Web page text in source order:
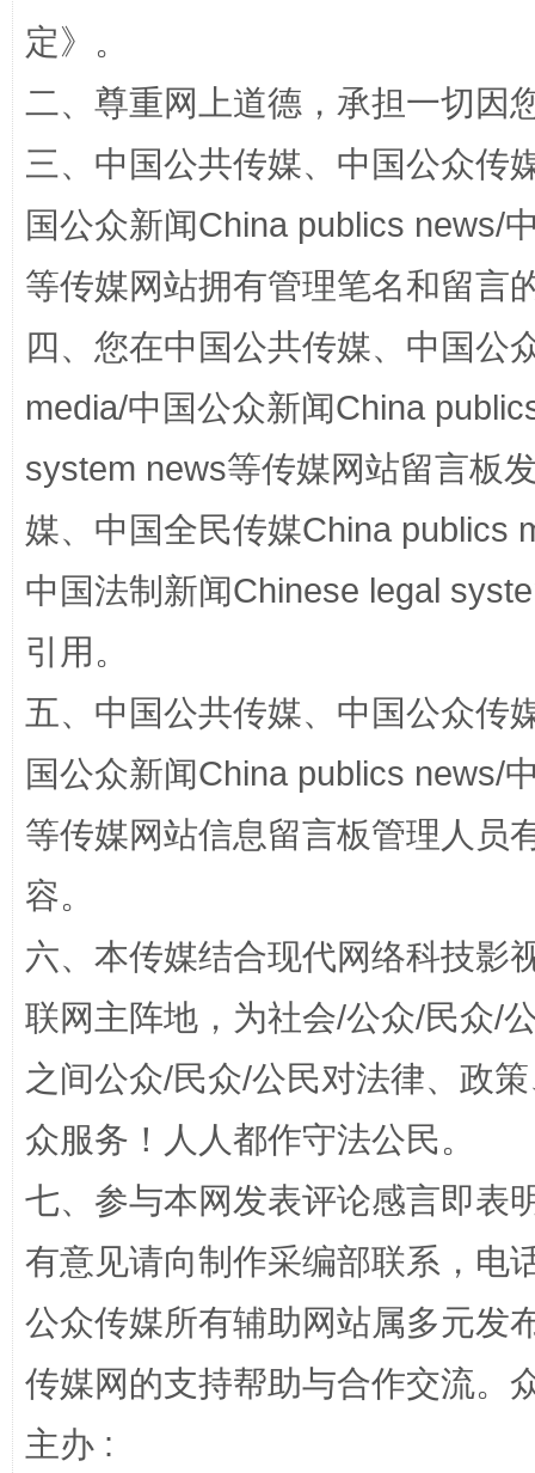
公平竞争审查“十大案例”出炉！ 一纸欠
东山县通报“牛蛙产品抗生素超标问题” 法
千年窑火 生生不息 一
定》。
二、尊重网上道德，承担一切因
三、中国公共传媒、中国公众传
国公众新闻China publics news/
等传媒网站拥有管理笔名和留言
四、您在中国公共传媒、中国公
media/中国公众新闻China
system news等传媒网站留言板
媒、中国全民传媒China publics
中国法制新闻Chinese legal
引用。
五、中国公共传媒、中国公众传
国公众新闻China publics news/
等传媒网站信息留言板管理人员
容。
六、本传媒结合现代网络科技影
联网主阵地，为社会/公众/民众/
之间公众/民众/公民对法律、政
众服务！人人都作守法公民。
七、参与本网发表评论感言即表
有意见请向制作采编部联系，电
公众传媒所有辅助网站属多元发
传媒网的支持帮助与合作交流。
主办 :